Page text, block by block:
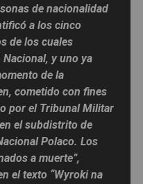
de nacionalidad
a los cinco
de los cuales
y uno ya
de la
cometido con fines
por el Tribunal Militar
el subdistrito de
Polaco. Los
a muerte”,
el texto “Wyroki na